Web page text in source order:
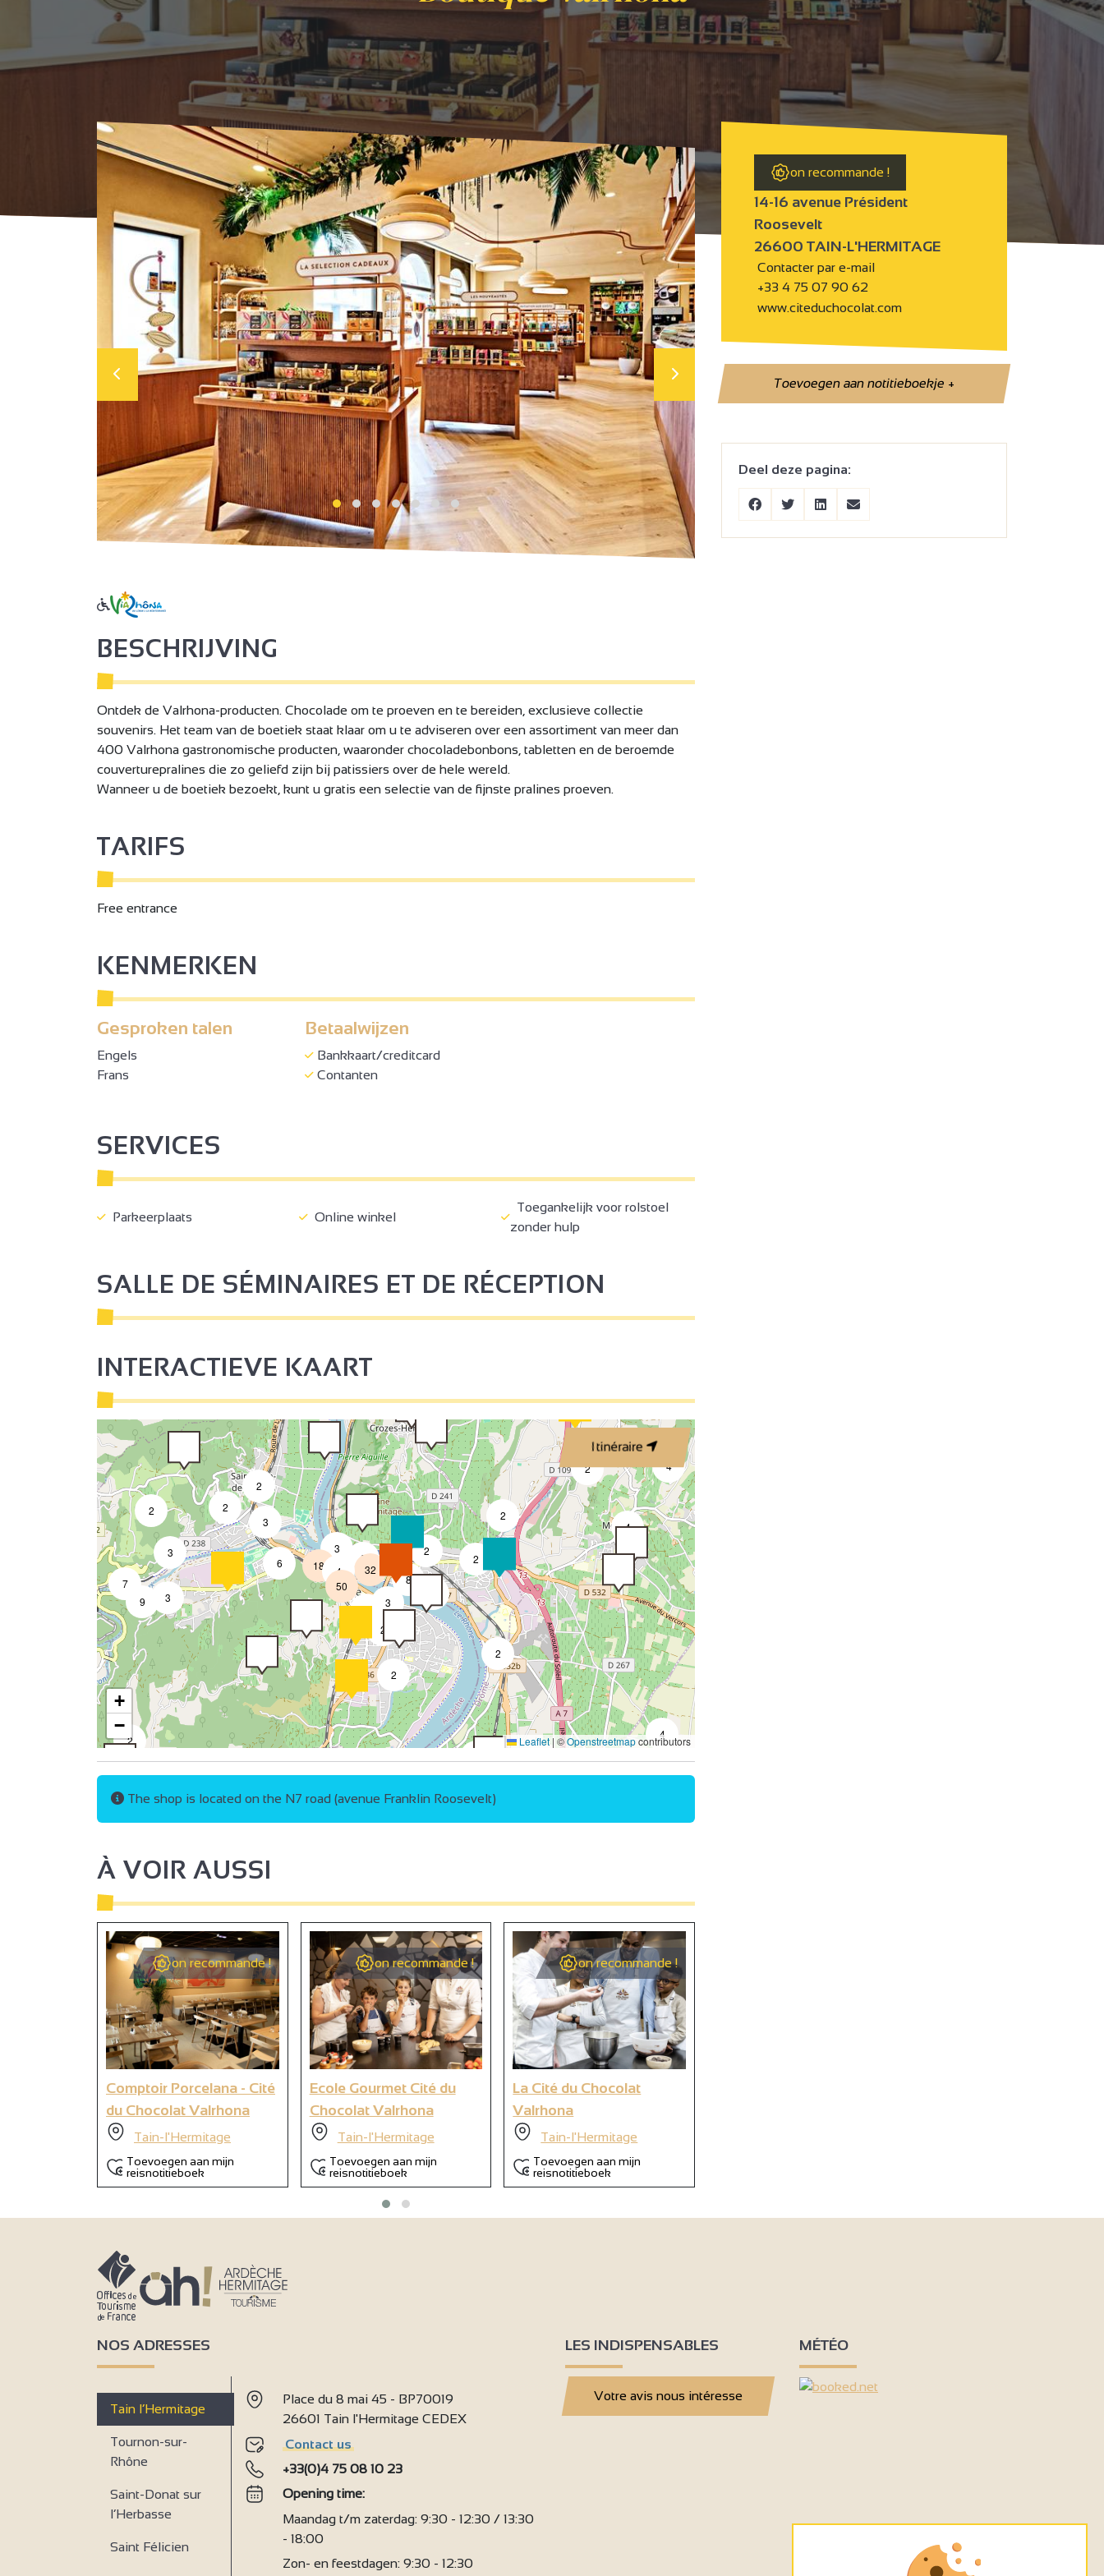
on recommande !
14-16 avenue Président
Roosevelt
26600 TAIN-L'HERMITAGE
Contacter par e-mail
+33 4 75 07 90 62
www.citeduchocolat.com
Toevoegen aan notitieboekje+
Deel deze pagina:
BESCHRIJVING
Ontdek de Valrhona-producten. Chocolade om te proeven en te bereiden, exclusieve collectie
souvenirs. Het team van de boetiek staat klaar om u te adviseren over een assortiment van meer dan
400 Valrhona gastronomische producten, waaronder chocoladebonbons, tabletten en de beroemde
couverturepralines die zo geliefd zijn bij patissiers over de hele wereld.
Wanneer u de boetiek bezoekt, kunt u gratis een selectie van de fijnste pralines proeven.
TARIFS
Free entrance
KENMERKEN
Gesproken talen
Engels
Frans
Betaalwijzen
Bankkaart/creditcard
Contanten
SERVICES
Parkeerplaats Online winkel
Toegankelijk voor rolstoel
zonder hulp
SALLE DE SÉMINAIRES ET DE RÉCEPTION
INTERACTIEVE KAART
Itinéraire
4
2
4
9
6
9
3
2
2
2
2
4
4
2
2
2
2
8
7
2
3
3
9
2
3
6
3
4
18
2
8
3
50
32
+
−
Leaflet | ©Openstreetmapcontributors
The shop is located on the N7 road (avenue Franklin Roosevelt)
À VOIR AUSSI
on recommande !
Comptoir Porcelana - Cité
du Chocolat Valrhona
Tain-l'Hermitage
Toevoegen aan mijn
reisnotitieboek
on recommande !
Ecole Gourmet Cité du
Chocolat Valrhona
Tain-l'Hermitage
Toevoegen aan mijn
reisnotitieboek
on recommande !
La Cité du Chocolat
Valrhona
Tain-l'Hermitage
Toevoegen aan mijn
reisnotitieboek
NOS ADRESSES
Tain l’Hermitage
Tournon-sur-
Rhône
Saint-Donat sur
l’Herbasse
Saint Félicien
Place du 8 mai 45 - BP70019
26601 Tain l'Hermitage CEDEX
Contact us
+33(0)4 75 08 10 23
Opening time:
Maandag t/m zaterdag: 9:30 - 12:30 / 13:30
- 18:00
Zon- en feestdagen: 9:30 - 12:30
LES INDISPENSABLES
Votre avis nous intéresse
MÉTÉO